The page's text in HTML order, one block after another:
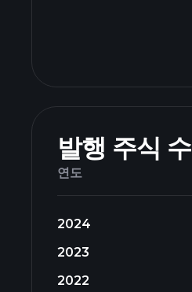
발행 주식 수
연도
2024
2023
2022